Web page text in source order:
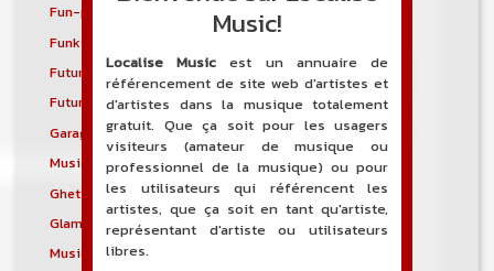
Fun-punk
Funkstep
Funktronica
Future bass
Future garage
Future house
G-funk
Garage house
Garage punk
Musique mixte
Ghetto house
Ghettotech
Glam metal
Glam punk
Gospel blues
Musique gothique
Music!
Localise Music est un annuaire de
référencement de site web d'artistes et
d'artistes dans la musique totalement
gratuit. Que ça soit pour les usagers
visiteurs (amateur de musique ou
professionnel de la musique) ou pour
les utilisateurs qui référencent les
artistes, que ça soit en tant qu'artiste,
représentant d'artiste ou utilisateurs
libres.